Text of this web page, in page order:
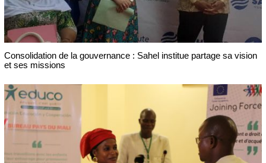
Consolidation de la gouvernance : Sahel institue partage sa vision
et ses missions